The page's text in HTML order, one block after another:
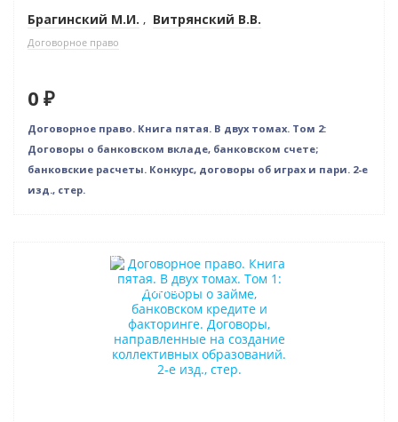
Брагинский М.И. , Витрянский В.В.
Договорное право
0 ₽
Договорное право. Книга пятая. В двух томах. Том 2:
Договоры о банковском вкладе, банковском счете;
банковские расчеты. Конкурс, договоры об играх и пари. 2-е
изд., стер.
Нет в наличии
Индивидуальный подход